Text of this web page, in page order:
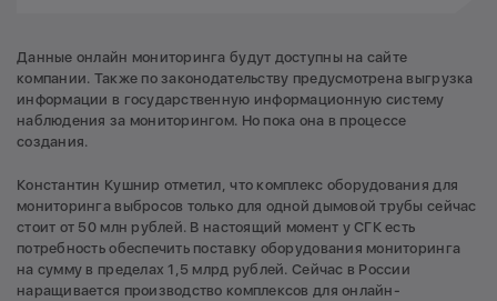
Данные онлайн мониторинга будут доступны на сайте
компании. Также по законодательству предусмотрена выгрузка
информации в государственную информационную систему
наблюдения за мониторингом. Но пока она в процессе
создания.
Константин Кушнир отметил, что комплекс оборудования для
мониторинга выбросов только для одной дымовой трубы сейчас
стоит от 50 млн рублей. В настоящий момент у СГК есть
потребность обеспечить поставку оборудования мониторинга
на сумму в пределах 1,5 млрд рублей. Сейчас в России
наращивается производство комплексов для онлайн-